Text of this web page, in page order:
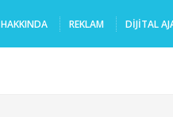
HAKKINDA REKLAM DIJITAL